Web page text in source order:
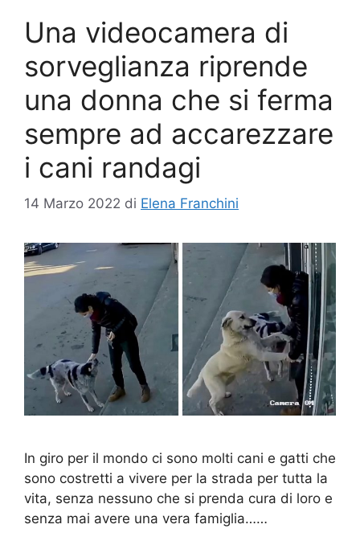
Una videocamera di
sorveglianza riprende
una donna che si ferma
sempre ad accarezzare
i cani randagi
14 Marzo 2022 di Elena Franchini
In giro per il mondo ci sono molti cani e gatti che
sono costretti a vivere per la strada per tutta la
vita, senza nessuno che si prenda cura di loro e
senza mai avere una vera famiglia……